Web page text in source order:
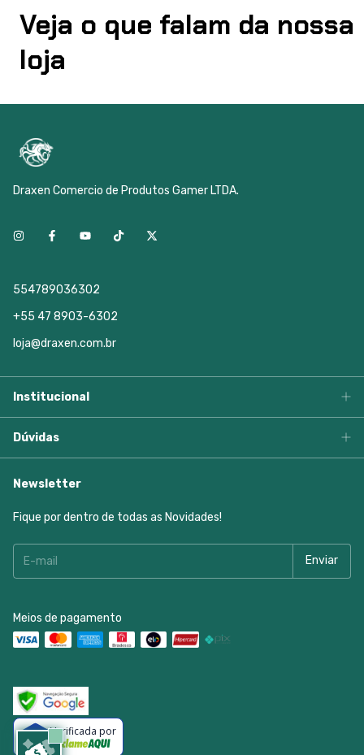
Veja o que falam da nossa
loja
Draxen Comercio de Produtos Gamer LTDA.
554789036302
+55 47 8903-6302
loja@draxen.com.br
Institucional
Dúvidas
Newsletter
Fique por dentro de todas as Novidades!
Meios de pagamento
Verificada por